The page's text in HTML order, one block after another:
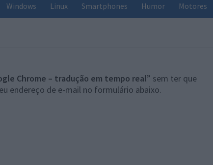
Windows Linux Smartphones Humor Motores
Chrome – tradução em tempo real” sem ter que
endereço de e-mail no formulário abaixo.